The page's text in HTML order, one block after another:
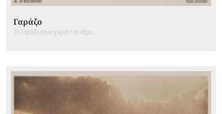
Γαράζο
Το Γαράζο είναι χωριό του δήμο...